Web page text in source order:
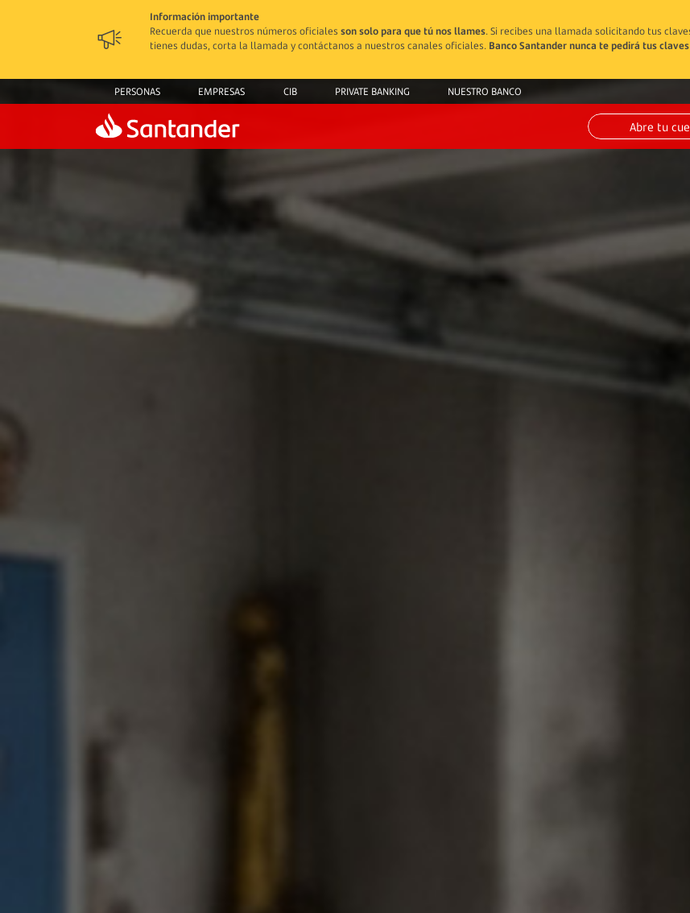
Información importante
Recuerda que nuestros números oficiales son solo para que tú nos llames. Si recibes una llamada solicitando tus
tienes dudas, corta la llamada y contáctanos a nuestros canales oficiales. Banco Santander nunca te pedirá tus
PERSONAS EMPRESAS CIB PRIVATE BANKING NUESTRO BANCO
Abre tu